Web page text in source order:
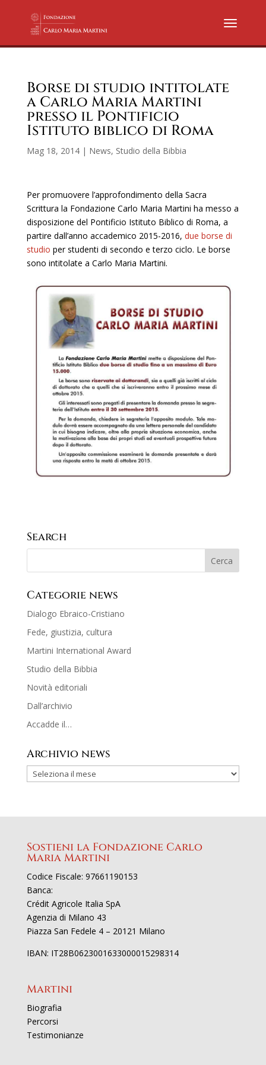
Borse di studio intitolate
a Carlo Maria Martini
presso il Pontificio
Istituto biblico di Roma
Mag 18, 2014| News, Studio della Bibbia
Per promuovere l’approfondimento della Sacra
Scrittura la Fondazione Carlo Maria Martini ha messo a
disposizione del Pontificio Istituto Biblico di Roma, a
partire dall’anno accademico 2015-2016, due borse di
studio per studenti di secondo e terzo ciclo. Le borse
sono intitolate a Carlo Maria Martini.
Search
Categorie news
Dialogo Ebraico-Cristiano
Fede, giustizia, cultura
Martini International Award
Studio della Bibbia
Novità editoriali
Dall’archivio
Accadde il…
Archivio news
Sostieni la Fondazione Carlo
Maria Martini
Codice Fiscale: 97661190153
Banca:
Crédit Agricole Italia SpA
Agenzia di Milano 43
Piazza San Fedele 4 – 20121 Milano
IBAN: IT28B0623001633000015298314
Martini
Biografia
Percorsi
Testimonianze